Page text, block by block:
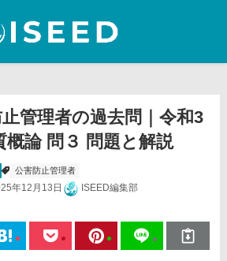
管理者の過去問｜令和3
概論 問３ 問題と解説
公害防止管理者
年12月13日 ISEED編集部